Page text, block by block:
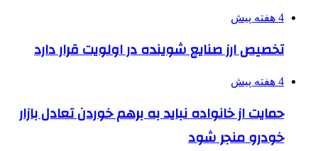
4 هفته پیش
تخصیص ارز صنایع شوینده در اولویت قرار دارد
4 هفته پیش
حمایت از خانواده نباید به برهم خوردن تعادل بازار
خودرو منجر شود